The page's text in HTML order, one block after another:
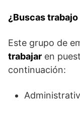
¿Buscas
Este grupo de
trabajar en
continuación: